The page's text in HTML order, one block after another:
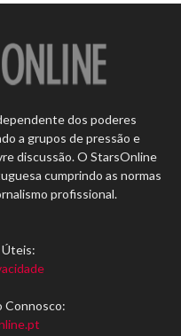
dos poderes
a grupos de pressão e
discussão. O StarsOnline
cumprindo as normas
profissional.
Connosco: